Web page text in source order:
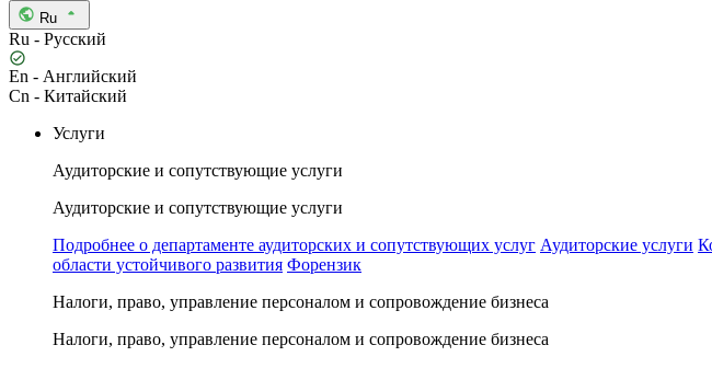
Ru
Ru - Русский
En - Английский
Cn - Китайский
Услуги
Аудиторские и сопутствующие услуги
Аудиторские и сопутствующие услуги
Подробнее о департаменте аудиторских и сопутствующих услуг Аудиторские услуги
области устойчивого развития Форензик
Налоги, право, управление персоналом и сопровождение бизнеса
Налоги, право, управление персоналом и сопровождение бизнеса